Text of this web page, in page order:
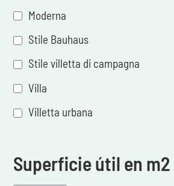
Moderna
Stile Bauhaus
Stile villetta di campagna
Villa
Villetta urbana
Superficie útil en m2